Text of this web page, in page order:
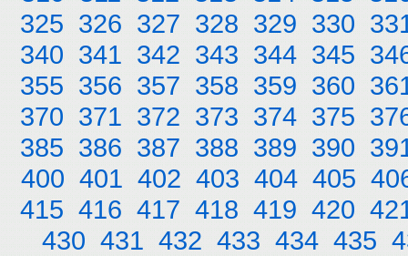
325 326 327 328 329 330
340 341 342 343 344 345
355 356 357 358 359 360
370 371 372 373 374 375
385 386 387 388 389 390
400 401 402 403 404 405
415 416 417 418 419 420
430 431 432 433 434 435